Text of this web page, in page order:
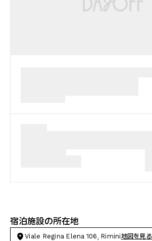
宿泊施設の所在地
Viale Regina Elena 106, Rimini地図を見る